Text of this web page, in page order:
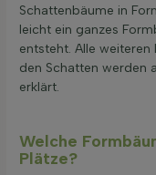
Schattenbäume in
leicht ein ganzes
entsteht. Alle
den Schatten werden
erklärt.
Welche
Plätze?